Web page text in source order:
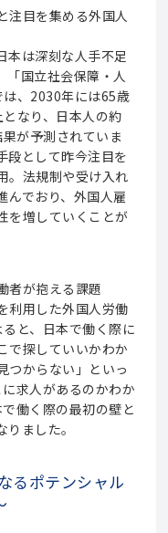
注目を集める外国人
本は深刻な人手不足
「国立社会保障・人
、2030年には65歳
なり、日本人の約
が予測されていま
段として昨今注目を
。法規制や受け入れ
んでおり、外国人雇
を増していくことが
者が抱える課題
利用した外国人労働
と、日本で働く際に
で探していいかわか
つからない」といっ
求人があるのかわか
働く際の最初の壁と
ました。
るポテンシャル